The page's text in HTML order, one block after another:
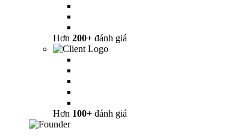
Hơn 200+ đánh giá
Hơn 100+ đánh giá